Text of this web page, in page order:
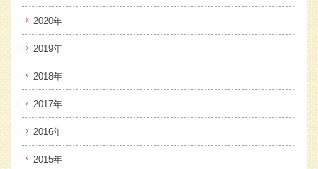
2020年
2019年
2018年
2017年
2016年
2015年